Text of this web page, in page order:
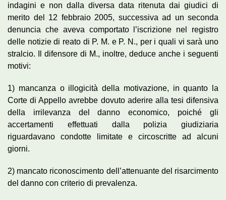
indagini e non dalla diversa data ritenuta dai giudici di
merito del 12 febbraio 2005, successiva ad un seconda
denuncia che aveva comportato l’iscrizione nel registro
delle notizie di reato di P. M. e P. N., per i quali vi sarà uno
stralcio. Il difensore di M., inoltre, deduce anche i seguenti
motivi:
1) mancanza o illogicità della motivazione, in quanto la
Corte di Appello avrebbe dovuto aderire alla tesi difensiva
della irrilevanza del danno economico, poiché gli
accertamenti effettuati dalla polizia giudiziaria
riguardavano condotte limitate e circoscritte ad alcuni
giorni.
2) mancato riconoscimento dell’attenuante del risarcimento
del danno con criterio di prevalenza.